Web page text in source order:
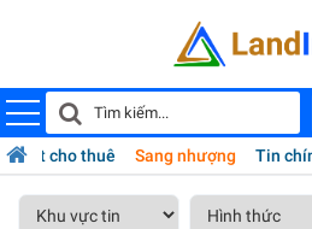
đất cho thuê Sang nhượng Tin